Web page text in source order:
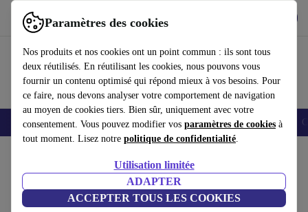
Paramètres des cookies
Nos produits et nos cookies ont un point commun : ils sont tous
deux réutilisés. En réutilisant les cookies, nous pouvons vous
fournir un contenu optimisé qui répond mieux à vos besoins. Pour
ce faire, nous devons analyser votre comportement de navigation
au moyen de cookies tiers. Bien sûr, uniquement avec votre
consentement. Vous pouvez modifier vos paramètres de cookies à
tout moment. Lisez notre politique de confidentialité.
Utilisation limitée
ADAPTER
ACCEPTER TOUS LES COOKIES
Utilisez refurbed rapidement et facilement
Smartphones Laptops Tablettes Montres connectées Accessoires
Lenovo ThinkPad X280 | i5-8250U | 12.5-
pouces